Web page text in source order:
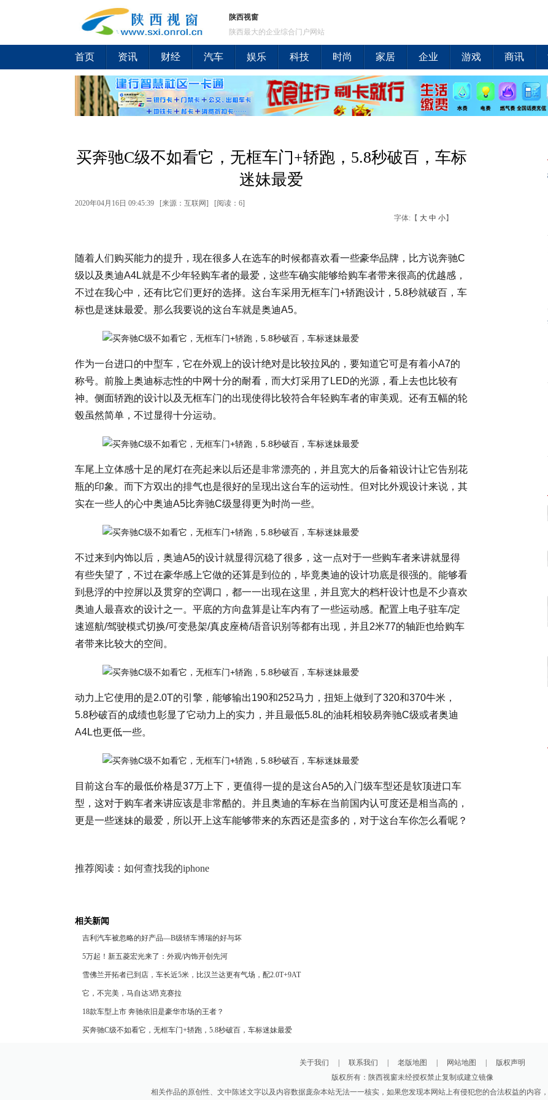
陕西视窗
陕西最大的企业综合门户网站
首页 资讯 财经 汽车 娱乐 科技 时尚 家居 企业 游戏 商讯
买奔驰C级不如看它，无框车门+轿跑，5.8秒破百，车标
迷妹最爱
2020年04月16日 09:45:39 [来源：互联网] [阅读：6]
字体:【 大 中 小】
随着人们购买能力的提升，现在很多人在选车的时候都喜欢看一些豪华品牌，比方说奔驰C
级以及奥迪A4L就是不少年轻购车者的最爱，这些车确实能够给购车者带来很高的优越感，
不过在我心中，还有比它们更好的选择。这台车采用无框车门+轿跑设计，5.8秒就破百，车
标也是迷妹最爱。那么我要说的这台车就是奥迪A5。
作为一台进口的中型车，它在外观上的设计绝对是比较拉风的，要知道它可是有着小A7的
称号。前脸上奥迪标志性的中网十分的耐看，而大灯采用了LED的光源，看上去也比较有
神。侧面轿跑的设计以及无框车门的出现使得比较符合年轻购车者的审美观。还有五幅的轮
毂虽然简单，不过显得十分运动。
车尾上立体感十足的尾灯在亮起来以后还是非常漂亮的，并且宽大的后备箱设计让它告别花
瓶的印象。而下方双出的排气也是很好的呈现出这台车的运动性。但对比外观设计来说，其
实在一些人的心中奥迪A5比奔驰C级显得更为时尚一些。
不过来到内饰以后，奥迪A5的设计就显得沉稳了很多，这一点对于一些购车者来讲就显得
有些失望了，不过在豪华感上它做的还算是到位的，毕竟奥迪的设计功底是很强的。能够看
到悬浮的中控屏以及贯穿的空调口，都一一出现在这里，并且宽大的档杆设计也是不少喜欢
奥迪人最喜欢的设计之一。平底的方向盘算是让车内有了一些运动感。配置上电子驻车/定
速巡航/驾驶模式切换/可变悬架/真皮座椅/语音识别等都有出现，并且2米77的轴距也给购车
者带来比较大的空间。
动力上它使用的是2.0T的引擎，能够输出190和252马力，扭矩上做到了320和370牛米，
5.8秒破百的成绩也彰显了它动力上的实力，并且最低5.8L的油耗相较易奔驰C级或者奥迪
A4L也更低一些。
目前这台车的最低价格是37万上下，更值得一提的是这台A5的入门级车型还是软顶进口车
型，这对于购车者来讲应该是非常酷的。并且奥迪的车标在当前国内认可度还是相当高的，
更是一些迷妹的最爱，所以开上这车能够带来的东西还是蛮多的，对于这台车你怎么看呢？
推荐阅读： 如何查找我的iphone
相关新闻
吉利汽车被忽略的好产品—B级轿车博瑞的好与坏
5万起！新五菱宏光来了：外观/内饰开创先河
雪佛兰开拓者已到店，车长近5米，比汉兰达更有气场，配2.0T+9AT
它，不完美，马自达3昂克赛拉
18款车型上市 奔驰依旧是豪华市场的王者？
买奔驰C级不如看它，无框车门+轿跑，5.8秒破百，车标迷妹最爱
关于我们 联系我们 老版地图 网站地图
版权声明
版权所有：陕西视窗未经授权禁止复制或建立镜像
相关作品的原创性、文中陈述文字以及内容数据庞杂本站无法一一核实，如果您发现本网站上有侵犯您的合法权益的内容